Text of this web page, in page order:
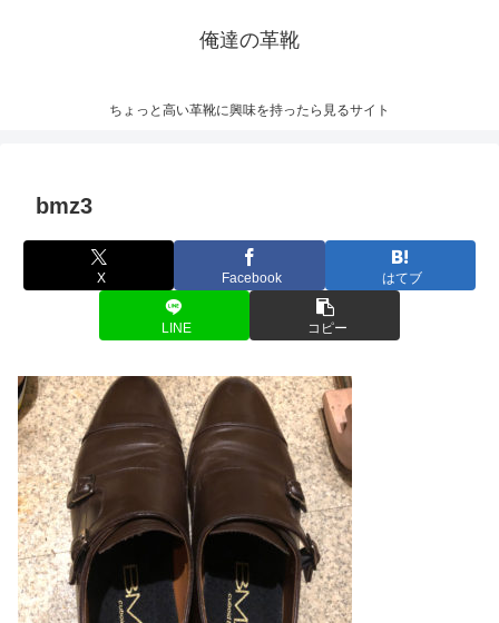
俺達の革靴
ちょっと高い革靴に興味を持ったら見るサイト
bmz3
X Facebook はてブ
LINE コピー